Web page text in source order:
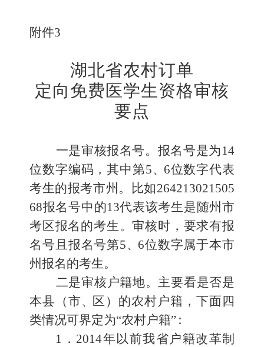
附件3
湖北省农村订单
定向免费医学生资格审核
要点
一是审核报名号。 报名号是为 14
位数字编码，其中第5、 6位数字代表
考生的报考市州。比如264213021505
68报名号中的13代表该考生是随州市
考区报名的考生。审核时，要求有报
名号 且报名号第5、 6位数字属于本市
州报名的考生。
二是审核户籍地。 主要看是否是
本县（市、
区）的农村户籍，下面四
类情况可界定为“农村户籍”：
1 ． 2014年以前我省户籍改革制